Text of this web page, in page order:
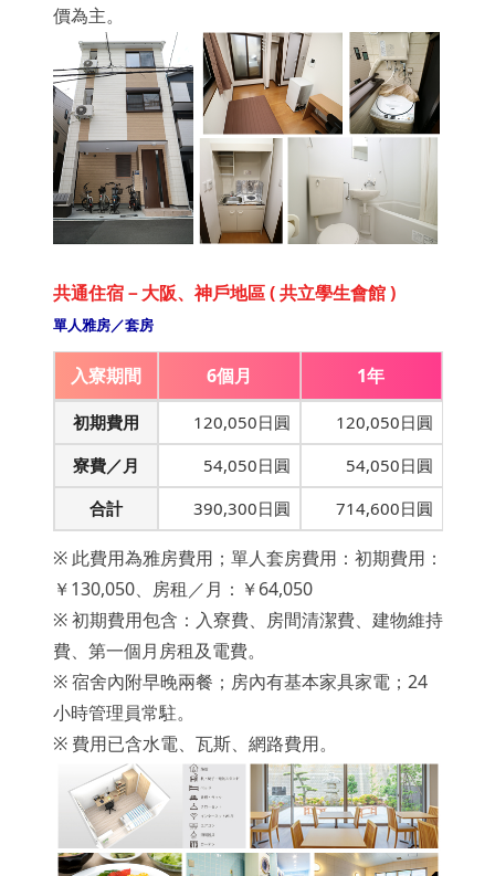
價為主。
共通住宿－大阪、神戶地區 ( 共立學生會館 )
單人雅房／套房
入寮期間 6個月 1年
初期費用 120,050日圓
120,050日圓
寮費／月
54,050日圓
54,050日圓
合計
390,300日圓 714,600日圓
※ 此費用為雅房費用；單人套房費用：初期費用：
￥130,050、房租／月：￥64,050
※ 初期費用包含：入寮費、房間清潔費、建物維持
費、第一個月房租及電費。
※ 宿舍內附早晚兩餐；房內有基本家具家電；24
小時管理員常駐。
※ 費用已含水電、瓦斯、網路費用。